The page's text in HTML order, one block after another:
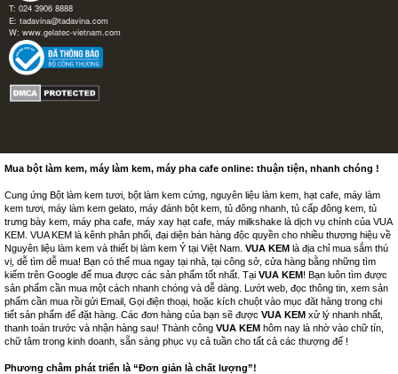
T: 024 3906 8888
E: tadavina@tadavina.com
W: www.gelatec-vietnam.com
Mua bột làm kem, máy làm kem, máy pha cafe online: thuận tiện, nhanh chóng !
Cung ứng Bột làm kem tươi, bột làm kem cứng, nguyên liệu làm kem, hạt cafe, máy làm
kem tươi, máy làm kem gelato, máy đánh bột kem, tủ đông nhanh, tủ cấp đông kem, tủ
trưng bày kem, máy pha cafe, máy xay hạt cafe, máy milkshake là dịch vụ chính của VUA
KEM. VUA KEM là kênh phân phối, đại diện bán hàng độc quyền cho nhiều thương hiệu về
Nguyên liệu làm kem và thiết bị làm kem Ý tại Việt Nam. VUA KEM là địa chỉ mua sắm thú
vị, dễ tìm dễ mua! Bạn có thể mua ngay tại nhà, tại công sở, cửa hàng bằng những tìm
kiếm trên Google để mua được các sản phẩm tốt nhất. Tại VUA KEM! Bạn luôn tìm được
sản phẩm cần mua một cách nhanh chóng và dễ dàng. Lướt web, đọc thông tin, xem sản
phẩm cần mua rồi gửi Email, Gọi điện thoại, hoặc kích chuột vào mục đăt hàng trong chi
tiết sản phẩm để đặt hàng. Các đơn hàng của bạn sẽ được VUA KEM xử lý nhanh nhất,
thanh toán trước và nhận hàng sau! Thành công VUA KEM hôm nay là nhờ vào chữ tín,
chữ tâm trong kinh doanh, sẵn sàng phục vụ cả tuần cho tất cả các thượng đế !
Phương châm phát triển là “Đơn giản là chất lượng”!